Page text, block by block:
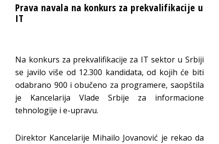
Prava navala na konkurs za prekvalifikacije u
IT
Na konkurs za prekvalifikacije za IT sektor u Srbiji
se javilo više od 12.300 kandidata, od kojih će biti
odabrano 900 i obučeno za programere, saopštila
je Kancelarija Vlade Srbije za informacione
tehnologije i e-upravu.
Direktor Kancelarije Mihailo Jovanović je rekao da